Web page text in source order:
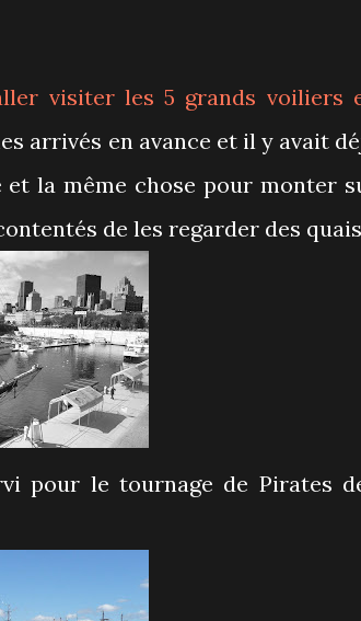
visiter les 5 grands voiliers
arrivés en avance et il y avait
la même chose pour monter
de les regarder des
pour le tournage de Pirates